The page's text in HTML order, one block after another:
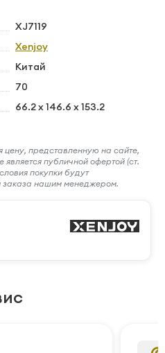
XJ7119
Xenjoy
Китай
70
66.2 х 146.6 х 153.2
представленную на сайте,
публичной офертой (ст.
покупки будут
нашим менеджером.